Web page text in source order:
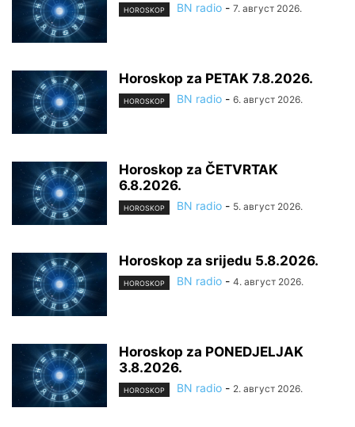
HOROSKOP BN radio - 7. август 2026.
Horoskop za PETAK 7.8.2026.
HOROSKOP BN radio - 6. август 2026.
Horoskop za ČETVRTAK
6.8.2026.
HOROSKOP BN radio - 5. август 2026.
Horoskop za srijedu 5.8.2026.
HOROSKOP BN radio - 4. август 2026.
Horoskop za PONEDJELJAK
3.8.2026.
HOROSKOP BN radio - 2. август 2026.